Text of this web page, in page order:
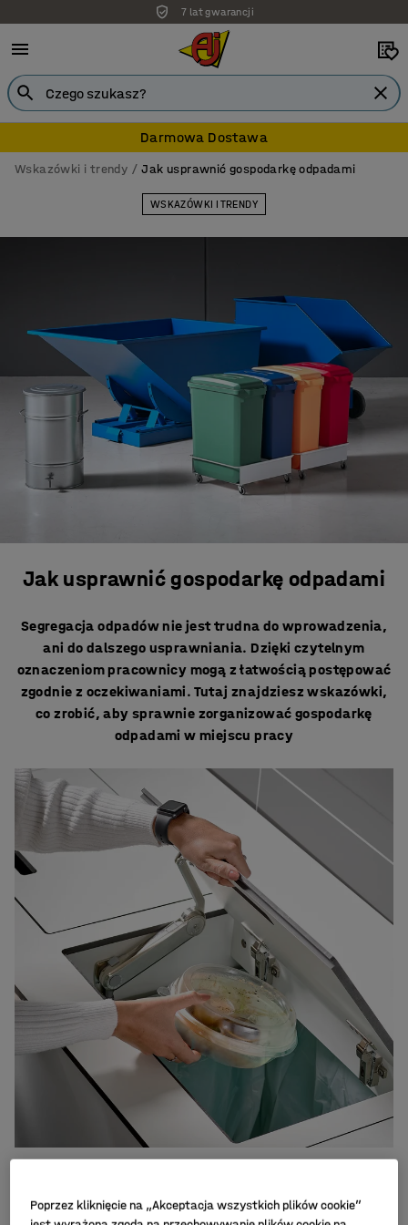
Darmowa dostawa
Darmowa Dostawa
Wskazówki i trendy Jak usprawnić gospodarkę odpadami
WSKAZÓWKI I TRENDY
Jak usprawnić gospodarkę odpadami
Segregacja odpadów nie jest trudna do wprowadzenia,
ani do dalszego usprawniania. Dzięki czytelnym
oznaczeniom pracownicy mogą z łatwością postępować
zgodnie z oczekiwaniami. Tutaj znajdziesz wskazówki,
co zrobić, aby sprawnie zorganizować gospodarkę
odpadami w miejscu pracy
Oszczędzaj energię i zasoby
Poprzez kliknięcie na „Akceptacja wszystkich plików cookie”